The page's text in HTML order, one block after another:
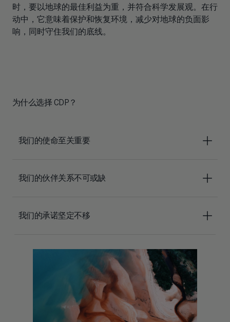
时，要以地球的最佳利益为重，并符合科学发展观。在行
动中，它意味着保护和恢复环境，减少对地球的负面影
响，同时守住我们的底线。
为什么选择 CDP？
我们的使命至关重要
我们的伙伴关系不可或缺
我们的承诺坚定不移